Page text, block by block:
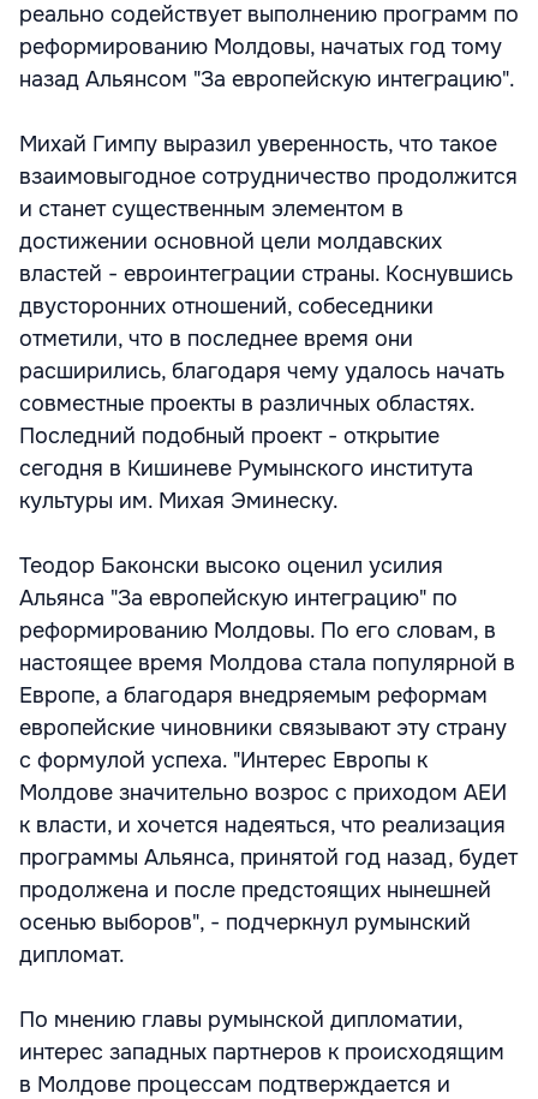
реально содействует выполнению программ по
реформированию Молдовы, начатых год тому
назад Альянсом "За европейскую интеграцию".
Михай Гимпу выразил уверенность, что такое
взаимовыгодное сотрудничество продолжится
и станет существенным элементом в
достижении основной цели молдавских
властей - евроинтеграции страны. Коснувшись
двусторонних отношений, собеседники
отметили, что в последнее время они
расширились, благодаря чему удалось начать
совместные проекты в различных областях.
Последний подобный проект - открытие
сегодня в Кишиневе Румынского института
культуры им. Михая Эминеску.
Теодор Баконски высоко оценил усилия
Альянса "За европейскую интеграцию" по
реформированию Молдовы. По его словам, в
настоящее время Молдова стала популярной в
Европе, а благодаря внедряемым реформам
европейские чиновники связывают эту страну
с формулой успеха. "Интерес Европы к
Молдове значительно возрос с приходом АЕИ
к власти, и хочется надеяться, что реализация
программы Альянса, принятой год назад, будет
продолжена и после предстоящих нынешней
осенью выборов", - подчеркнул румынский
дипломат.
По мнению главы румынской дипломатии,
интерес западных партнеров к происходящим
в Молдове процессам подтверждается и